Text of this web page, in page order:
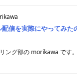
信を実際にやってみた
ング部の morikawa です